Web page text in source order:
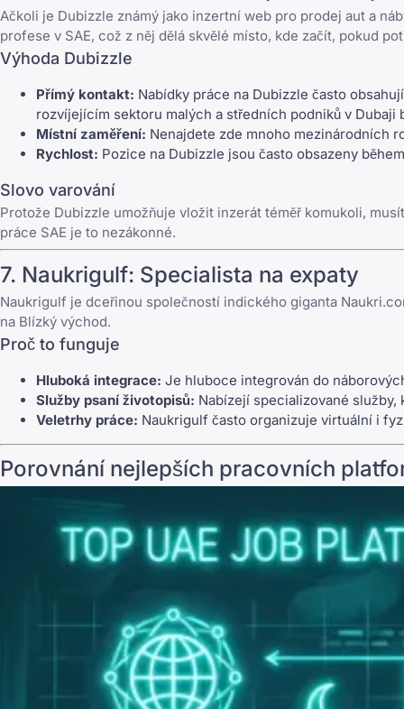
Ačkoli je Dubizzle známý jako inzertní web pro prodej aut a
profese v SAE, což z něj dělá skvělé místo, kde začít, pokud
Výhoda Dubizzle
Přímý kontakt: Nabídky práce na Dubizzle často
rozvíjejícím sektoru malých a středních podniků v Dubaji
Místní zaměření: Nenajdete zde mnoho mezinárodních
Rychlost: Pozice na Dubizzle jsou často obsazeny
Slovo varování
Protože Dubizzle umožňuje vložit inzerát téměř komukoli,
práce SAE je to nezákonné.
7. Naukrigulf: Specialista na expaty
Naukrigulf je dceřinou společností indického giganta
na Blízký východ.
Proč to funguje
Hluboká integrace: Je hluboce integrován do
Služby psaní životopisů: Nabízejí specializované
Veletrhy práce: Naukrigulf často organizuje virtuální i
Porovnání nejlepších pracovních